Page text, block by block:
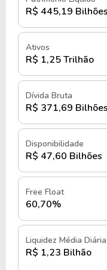
parte de uma
garantir a
Sob o lema "O
movimento, o
petróleo em
Nos primeiros
significativos
econômica contra
No entanto, a
começou a
Especialmente na
posição como a
país, responsável
R$ 445,19 Bilhões
Ativos
R$ 1,25 Trilhão
Dívida Bruta
R$ 371,69 Bilhões
Disponibilidade
R$ 47,60 Bilhões
Free Float
60,70%
Liquidez Média Diária
R$ 1,23 Bilhão